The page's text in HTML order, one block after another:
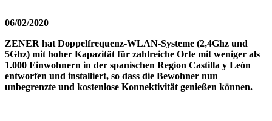
06/02/2020
ZENER hat Doppelfrequenz-WLAN-Systeme (2,4Ghz und
5Ghz) mit hoher Kapazität für zahlreiche Orte mit weniger als
1.000 Einwohnern in der spanischen Region Castilla y León
entworfen und installiert, so dass die Bewohner nun
unbegrenzte und kostenlose Konnektivität genießen können.